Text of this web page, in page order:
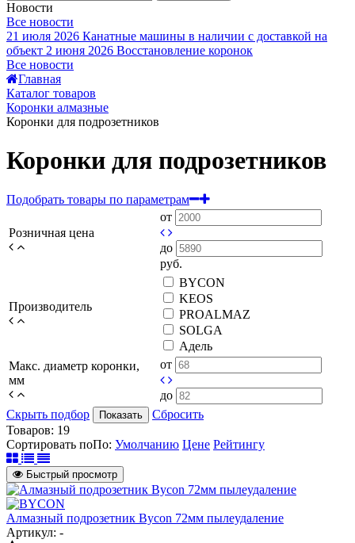
Новости
Все новости
21 июля 2026 Канатные машины в наличии с доставкой на
объект 2 июня 2026 Восстановление коронок
Все новости
Главная
Каталог товаров
Коронки алмазные
Коронки для подрозетников
Коронки для подрозетников
Подобрать товары по параметрам
Розничная цена
от
до
руб.
Производитель
BYCON
KEOS
PROALMAZ
SOLGA
Адель
Макс. диаметр коронки,
мм
от
до
Скрыть подбор
Показать
Сбросить
Товаров: 19
Сортировать поПо: Умолчанию Цене Рейтингу
Быстрый просмотр
Алмазный подрозетник Bycon 72мм пылеудаление
Артикул: -